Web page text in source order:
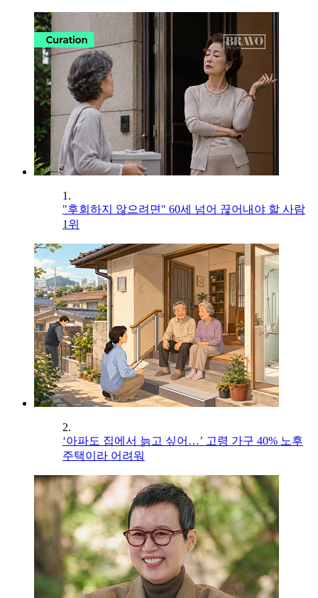
1.
"후회하지 않으려면" 60세 넘어 끊어내야 할 사람
1위
2.
‘아파도 집에서 늙고 싶어…’ 고령 가구 40% 노후
주택이라 어려워